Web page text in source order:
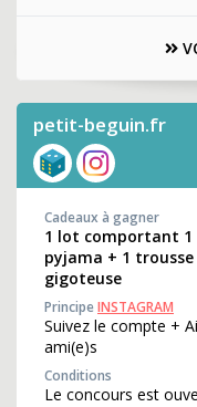
petit-beguin.fr
Cadeaux à gagner
1 lot comportant 1
pyjama + 1
gigoteuse
PrincipeINSTAGRAM
Suivez le compte +
ami(e)s
Conditions
Le concours est